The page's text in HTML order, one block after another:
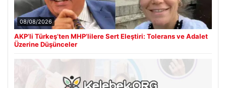
08/08/2026
AKP’li Türkeş’ten MHP’lilere Sert Eleştiri: Tolerans ve Adalet
Üzerine Düşünceler